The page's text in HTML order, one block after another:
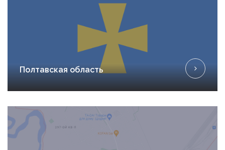
Полтавская область